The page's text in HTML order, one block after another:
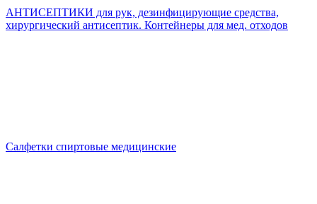
АНТИСЕПТИКИ для рук, дезинфицирующие средства,
хирургический антисептик. Контейнеры для мед. отходов
Салфетки спиртовые медицинские